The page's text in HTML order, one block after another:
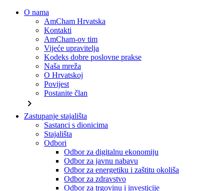
O nama
AmCham Hrvatska
Kontakti
AmCham-ov tim
Vijeće upravitelja
Kodeks dobre poslovne prakse
Naša mreža
O Hrvatskoj
Povijest
Postanite član
chevron_right
Zastupanje stajališta
Sastanci s dionicima
Stajališta
Odbori
Odbor za digitalnu ekonomiju
Odbor za javnu nabavu
Odbor za energetiku i zaštitu okoliša
Odbor za zdravstvo
Odbor za trgovinu i investicije